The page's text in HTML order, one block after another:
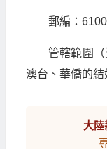
郵編：
管轄範圍
澳台、華僑的結
大陸